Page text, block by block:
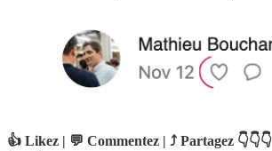
👍 Likez | 💬 Commentez | ⤴️ Partagez 👇👇👇